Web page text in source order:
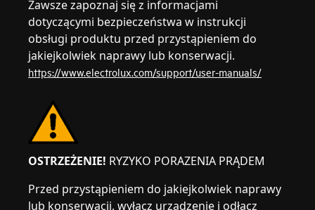
Zawsze zapoznaj się z informacjami
dotyczącymi bezpieczeństwa w instrukcji
obsługi produktu przed przystąpieniem do
jakiejkolwiek naprawy lub konserwacji.
https://www.electrolux.com/support/user-manuals/
OSTRZEŻENIE! RYZYKO PORAZENIA PRĄDEM
Przed przystąpieniem do jakiejkolwiek naprawy
lub konserwacji, wyłącz urządzenie i odłącz